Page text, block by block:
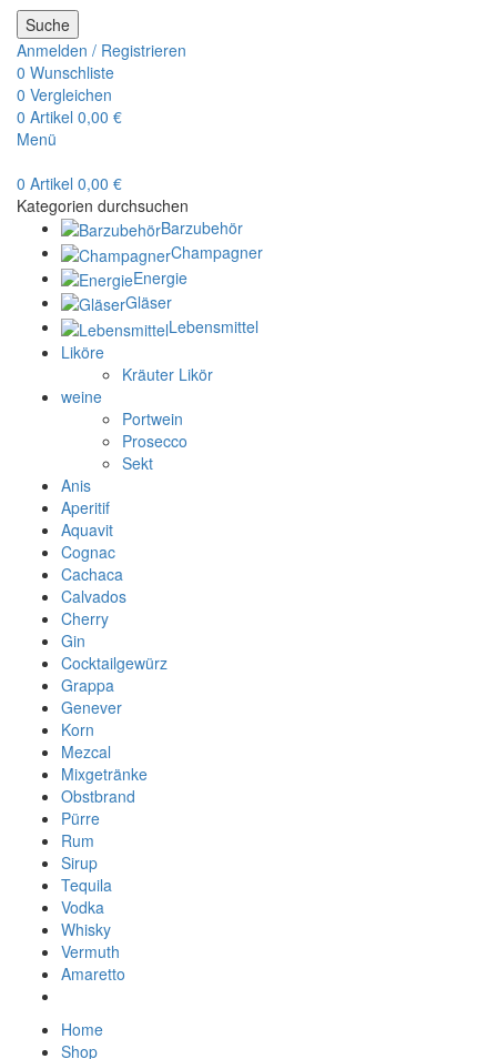
Suche
Anmelden / Registrieren
0 Wunschliste
0 Vergleichen
0 Artikel 0,00 €
Menü
0 Artikel 0,00 €
Kategorien durchsuchen
Barzubehör
Champagner
Energie
Gläser
Lebensmittel
Liköre
Kräuter Likör
weine
Portwein
Prosecco
Sekt
Anis
Aperitif
Aquavit
Cognac
Cachaca
Calvados
Cherry
Gin
Cocktailgewürz
Grappa
Genever
Korn
Mezcal
Mixgetränke
Obstbrand
Pürre
Rum
Sirup
Tequila
Vodka
Whisky
Vermuth
Amaretto
Home
Shop